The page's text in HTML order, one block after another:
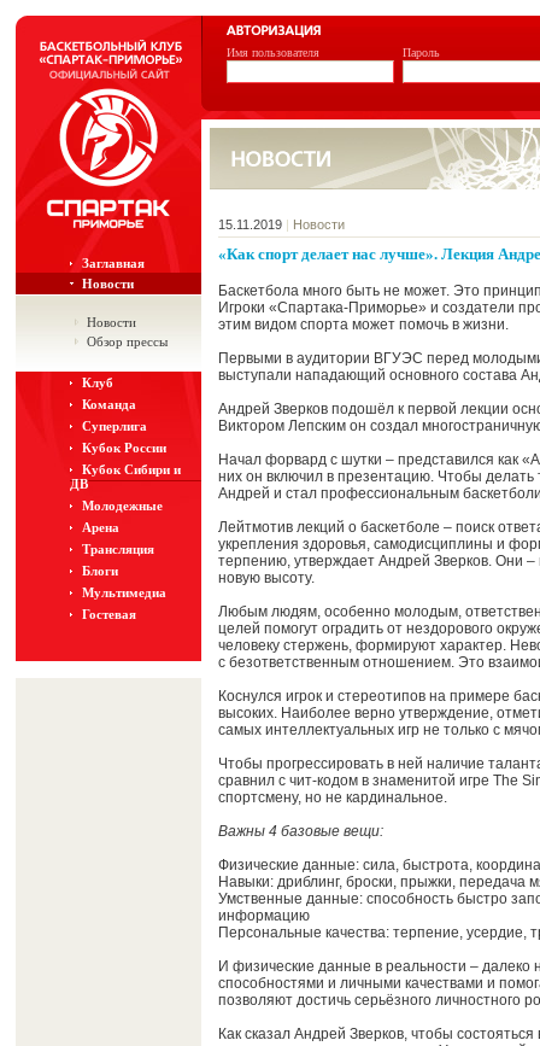
Имя пользователя Пароль
Заглавная
Новости
Новости
Обзор прессы
Клуб
Команда
Суперлига
Кубок России
Кубок Сибири и
ДВ
Молодежные
Арена
Трансляция
Блоги
Мультимедиа
Гостевая
15.11.2019 | Новости
«Как спорт делает нас лучше». Лекция
Баскетбола много быть не может. Это
Игроки «Спартака-Приморье» и создатели
этим видом спорта может помочь в жизни.
Первыми в аудитории ВГУЭС перед
выступали нападающий основного состава
Андрей Зверков подошёл к первой лекции
Виктором Лепским он создал
Начал форвард с шутки – представился как
них он включил в презентацию. Чтобы
Андрей и стал профессиональным
Лейтмотив лекций о баскетболе – поиск
укрепления здоровья, самодисциплины и
терпению, утверждает Андрей Зверков. Они –
новую высоту.
Любым людям, особенно молодым,
целей помогут оградить от нездорового
человеку стержень, формируют характер.
с безответственным отношением. Это
Коснулся игрок и стереотипов на примере
высоких. Наиболее верно утверждение,
самых интеллектуальных игр не только с
Чтобы прогрессировать в ней наличие
сравнил с чит-кодом в знаменитой игре The
спортсмену, но не кардинальное.
Важны 4 базовые вещи:
Физические данные: сила, быстрота,
Навыки: дриблинг, броски, прыжки, передача
Умственные данные: способность быстро
информацию
Персональные качества: терпение, усердие,
И физические данные в реальности –
способностями и личными качествами и
позволяют достичь серьёзного личностного
Как сказал Андрей Зверков, чтобы